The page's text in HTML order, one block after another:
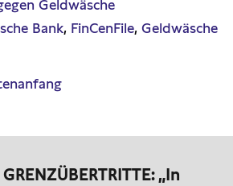
Geldwäsche
Bank FinCenFile Geldwäsche
„In